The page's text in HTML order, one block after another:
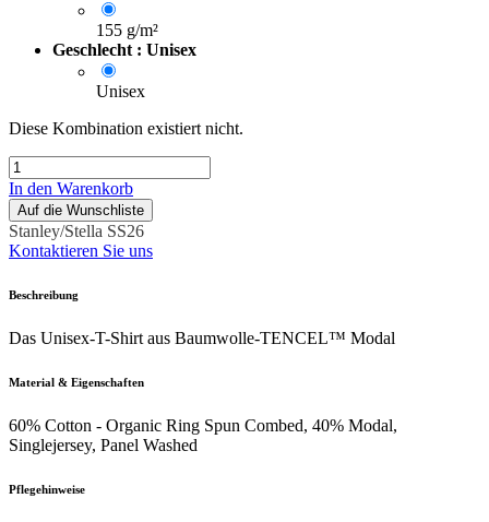
155 g/m²
Geschlecht : Unisex
Unisex
Diese Kombination existiert nicht.
In den Warenkorb
Auf die Wunschliste
Stanley/Stella SS26
Kontaktieren Sie uns
Beschreibung
Das Unisex-T-Shirt aus Baumwolle-TENCEL™ Modal
Material & Eigenschaften
60% Cotton - Organic Ring Spun Combed, 40% Modal,
Singlejersey, Panel Washed
Pflegehinweise